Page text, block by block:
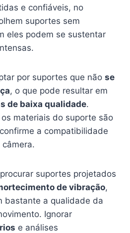
e confiáveis, no
suportes sem
eles podem se sustentar
por suportes que não se
, o que pode resultar em
de baixa qualidade.
materiais do suporte são
a compatibilidade
suportes projetados
de vibração,
bastante a qualidade da
Ignorar
e análises